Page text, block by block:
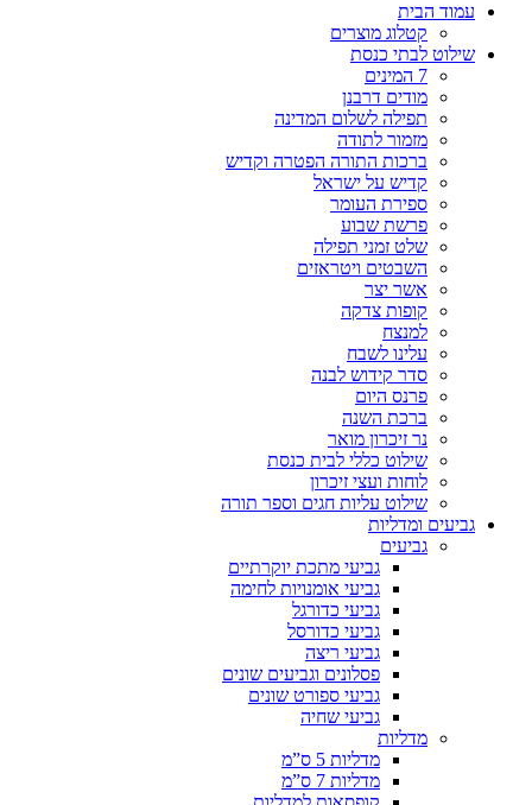
עמוד הבית
קטלוג מוצרים
שילוט לבתי כנסת
7 המינים
מודים דרבנן
תפילה לשלום המדינה
מזמור לתודה
ברכות התורה הפטרה וקדיש
קדיש על ישראל
ספירת העומר
פרשת שבוע
שלט זמני תפילה
השבטים ויטראזים
אשר יצר
קופות צדקה
למנצח
עלינו לשבח
סדר קידוש לבנה
פרנס היום
ברכת השנה
נר זיכרון מואר
שילוט כללי לבית כנסת
לוחות ועצי זיכרון
שילוט עליות חגים וספר תורה
גביעים ומדליות
גביעים
גביעי מתכת יוקרתיים
גביעי אומנויות לחימה
גביעי כדורגל
גביעי כדורסל
גביעי ריצה
פסלונים וגביעים שונים
גביעי ספורט שונים
גביעי שחיה
מדליות
מדליות 5 ס”מ
מדליות 7 ס”מ